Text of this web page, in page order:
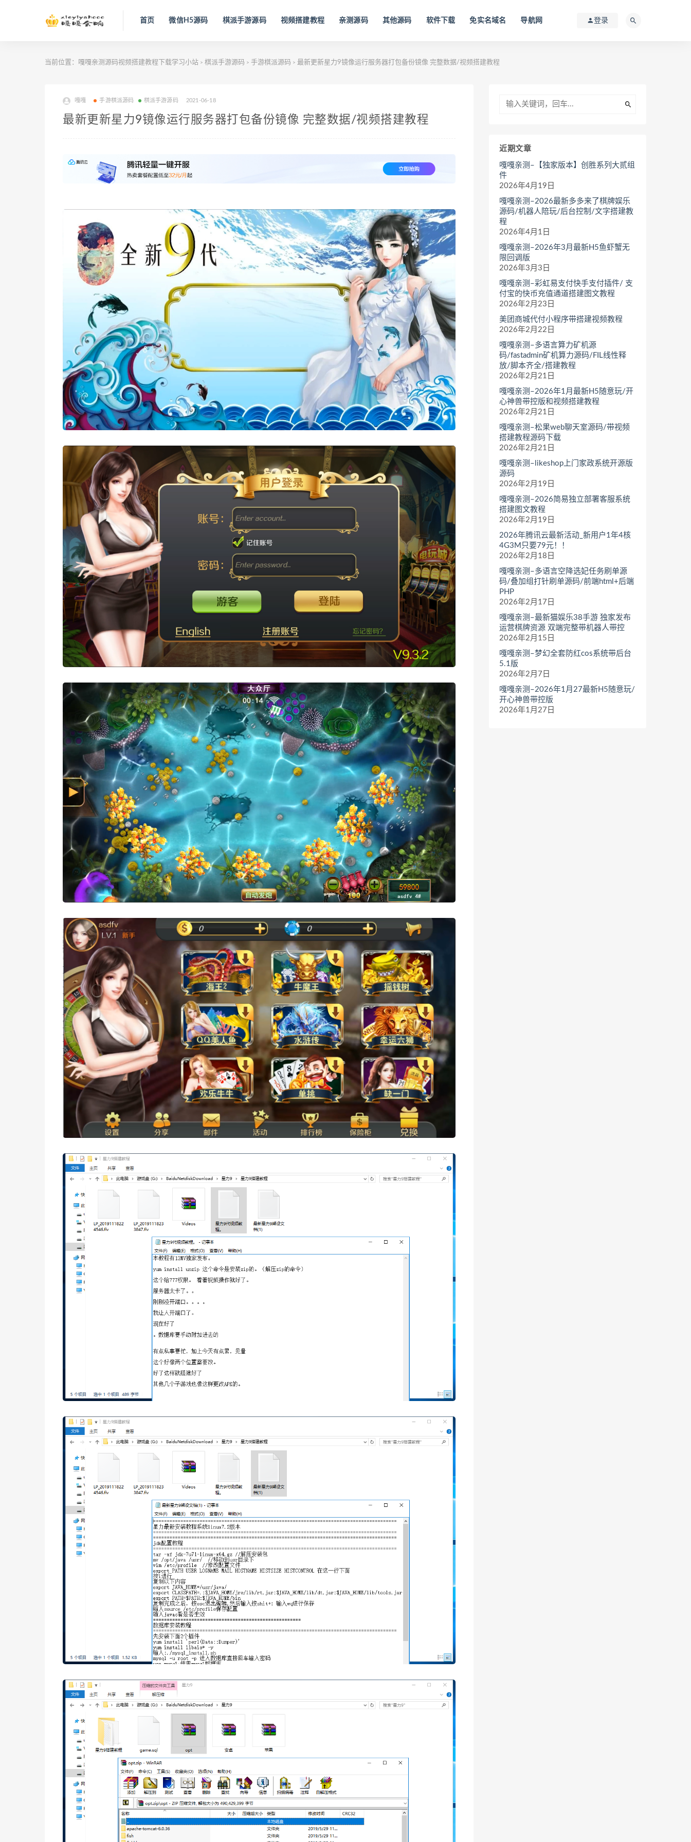
首页 微信H5源码 棋派手游源码 视频搭建教程 亲测源码 其他源码 软件下载 免实名域名 导航网 登录
当前位置： 嘎嘎亲测源码视频搭建教程下载学习小站 > 棋派手游源码 > 手游棋派源码 > 最新更新星力9镜像运行服务器打包备份镜像 完整数据/视频搭建教程
嘎嘎 手游棋派源码 棋派手游源码 2021-06-18
最新更新星力9镜像运行服务器打包备份镜像 完整数据/视频搭建教程
近期文章
嘎嘎亲测–【独家版本】创胜系列大贰组
件
2026年4月19日
嘎嘎亲测–2026最新多多来了棋牌娱乐
源码/机器人陪玩/后台控制/文字搭建教
程
2026年4月1日
嘎嘎亲测–2026年3月最新H5鱼虾蟹无
限回调版
2026年3月3日
嘎嘎亲测–彩虹易支付快手支付插件/ 支
付宝的快币充值通道搭建图文教程
2026年2月23日
美团商城代付小程序带搭建视频教程
2026年2月22日
嘎嘎亲测–多语言算力矿机源
码/fastadmin矿机算力源码/FIL线性释
放/脚本齐全/搭建教程
2026年2月21日
嘎嘎亲测–2026年1月最新H5随意玩/开
心神兽带控版和视频搭建教程
2026年2月21日
嘎嘎亲测–松果web聊天室源码/带视频
搭建教程源码下载
2026年2月21日
嘎嘎亲测–likeshop上门家政系统开源版
源码
2026年2月19日
嘎嘎亲测–2026简易独立部署客服系统
搭建图文教程
2026年2月19日
2026年腾讯云最新活动_新用户1年4核
4G3M只要79元！！
2026年2月18日
嘎嘎亲测–多语言空降选妃任务刷单源
码/叠加组打针刷单源码/前端html+后端
PHP
2026年2月17日
嘎嘎亲测–最新猫娱乐38手游 独家发布
运营棋牌资源 双端完整带机器人带控
2026年2月15日
嘎嘎亲测–梦幻全套防红cos系统带后台
5.1版
2026年2月7日
嘎嘎亲测–2026年1月27最新H5随意玩/
开心神兽带控版
2026年1月27日